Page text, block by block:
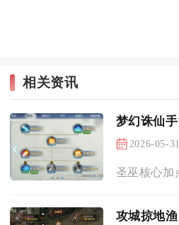
相关资讯
梦幻诛仙
2026-05-31
攻城掠地